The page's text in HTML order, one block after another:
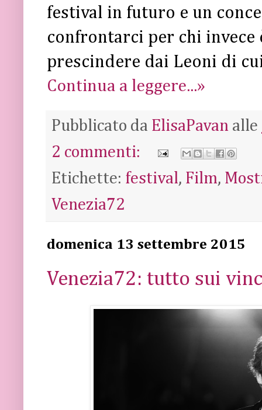
festival in futuro e un
confrontarci per chi invece
prescindere dai Leoni di
Continua a leggere...»
Pubblicato da ElisaPavan alle
2 commenti:
Etichette: festival, Film,
Venezia72
domenica 13 settembre 2015
Venezia72: tutto sui